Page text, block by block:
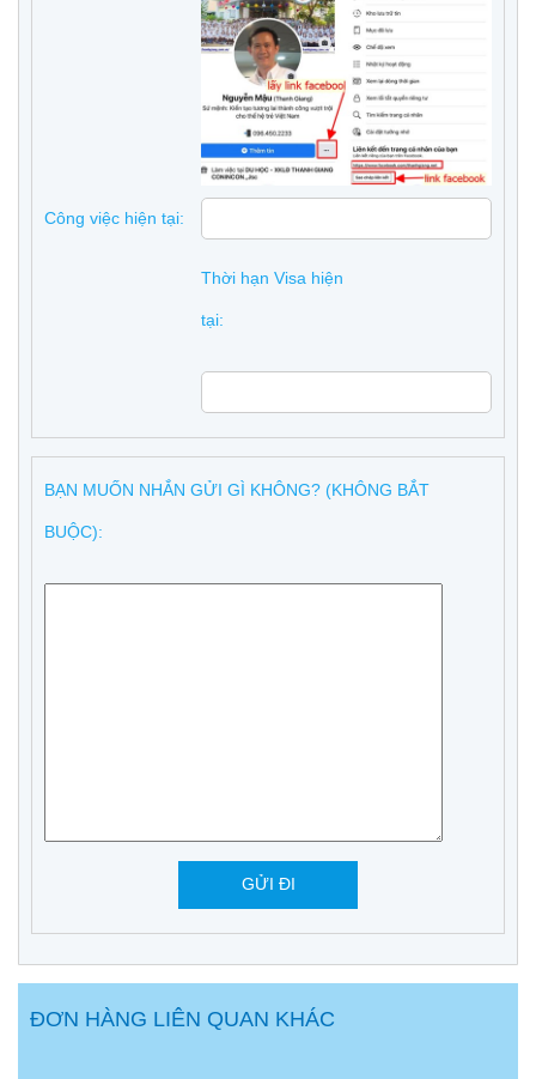
Công việc hiện tại:
Thời hạn Visa hiện
tại:
BẠN MUỐN NHẮN GỬI GÌ KHÔNG? (KHÔNG BẮT
BUỘC):
ĐƠN HÀNG LIÊN QUAN KHÁC